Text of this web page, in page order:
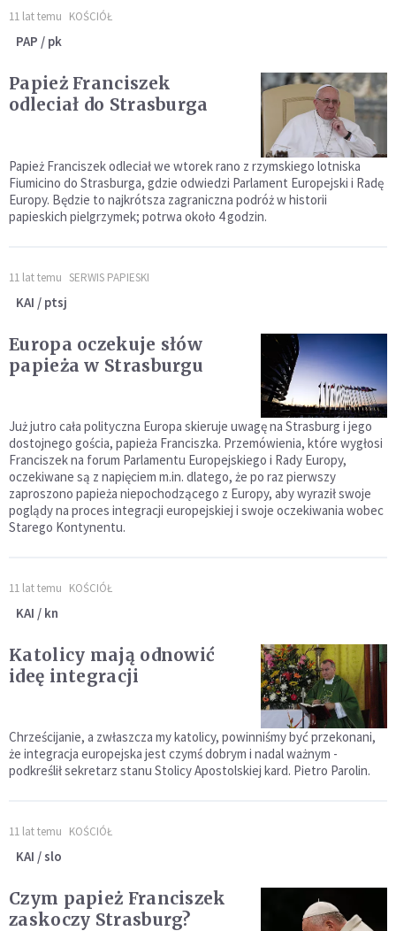
11 lat temu KOŚCIÓŁ
PAP / pk
Papież Franciszek
odleciał do Strasburga
Papież Franciszek odleciał we wtorek rano z rzymskiego lotniska
Fiumicino do Strasburga, gdzie odwiedzi Parlament Europejski i Radę
Europy. Będzie to najkrótsza zagraniczna podróż w historii
papieskich pielgrzymek; potrwa około 4 godzin.
11 lat temu SERWIS PAPIESKI
KAI / ptsj
Europa oczekuje słów
papieża w Strasburgu
Już jutro cała polityczna Europa skieruje uwagę na Strasburg i jego
dostojnego gościa, papieża Franciszka. Przemówienia, które wygłosi
Franciszek na forum Parlamentu Europejskiego i Rady Europy,
oczekiwane są z napięciem m.in. dlatego, że po raz pierwszy
zaproszono papieża niepochodzącego z Europy, aby wyraził swoje
poglądy na proces integracji europejskiej i swoje oczekiwania wobec
Starego Kontynentu.
11 lat temu KOŚCIÓŁ
KAI / kn
Katolicy mają odnowić
ideę integracji
Chrześcijanie, a zwłaszcza my katolicy, powinniśmy być przekonani,
że integracja europejska jest czymś dobrym i nadal ważnym -
podkreślił sekretarz stanu Stolicy Apostolskiej kard. Pietro Parolin.
11 lat temu KOŚCIÓŁ
KAI / slo
Czym papież Franciszek
zaskoczy Strasburg?